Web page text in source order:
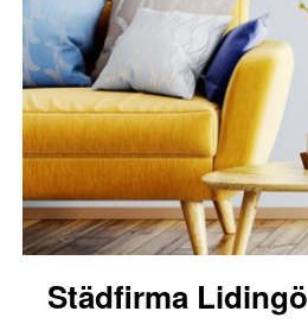
Städfirma Lidingö